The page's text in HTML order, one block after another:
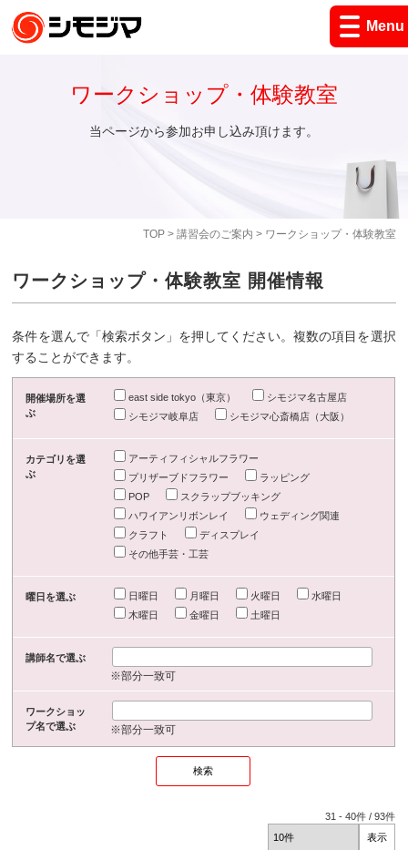
Menu
TOP> 講習会のご案内 > ワークショップ・体験教室
ワークショップ・体験教室
当ページから参加お申し込み頂けます。
ワークショップ・体験教室 開催情報
条件を選んで「検索ボタン」を押してください。複数の項目を選択
することができます。
開催場所を選
ぶ
east side tokyo（東京）
シモジマ名古屋店
シモジマ岐阜店
シモジマ心斎橋店（大阪）
カテゴリを選
ぶ
アーティフィシャルフラワー
プリザーブドフラワー
ラッピング
POP
スクラップブッキング
ハワイアンリボンレイ
ウェディング関連
クラフト
ディスプレイ
その他手芸・工芸
曜日を選ぶ 日曜日 月曜日 火曜日
水曜日
木曜日
金曜日 土曜日
講師名で選ぶ
※部分一致可
ワークショッ
プ名で選ぶ
※部分一致可
31 -40件 /93件